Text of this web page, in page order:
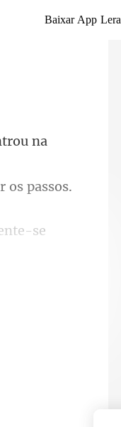
Baixar App Lera